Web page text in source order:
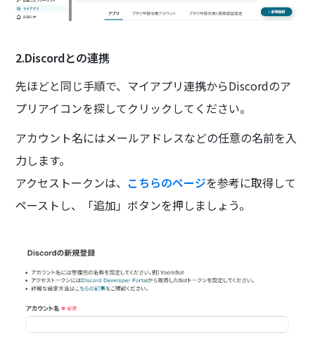
2.Discordとの連携
先ほどと同じ手順で、マイアプリ連携からDiscordのア
プリアイコンを探してクリックしてください。
アカウント名にはメールアドレスなどの任意の名前を入
力します。
アクセストークンは、 こちらのページを参考に取得して
ペーストし、「追加」ボタンを押しましょう。